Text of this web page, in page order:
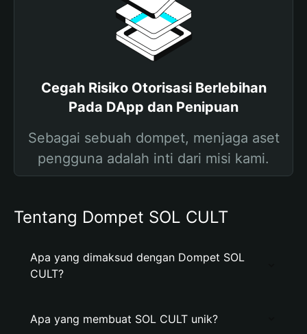
Cegah Risiko Otorisasi Berlebihan
Pada DApp dan Penipuan
Sebagai sebuah dompet, menjaga aset
pengguna adalah inti dari misi kami.
Tentang Dompet SOL CULT
Apa yang dimaksud dengan Dompet SOL
CULT?
Apa yang membuat SOL CULT unik?